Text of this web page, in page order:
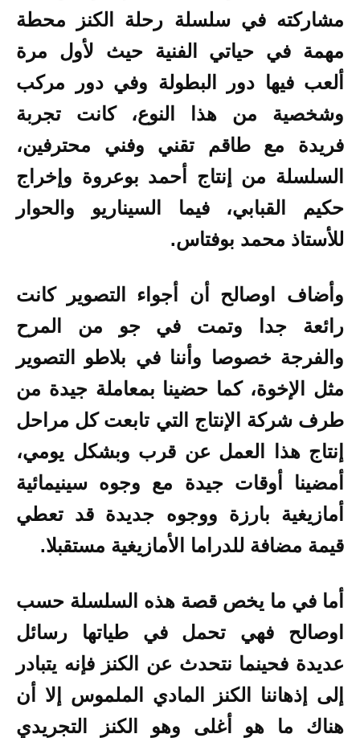
مشاركته في سلسلة رحلة الكنز محطة
مهمة في حياتي الفنية حيث لأول مرة
ألعب فيها دور البطولة وفي دور مركب
وشخصية من هذا النوع، كانت تجربة
فريدة مع طاقم تقني وفني محترفين،
السلسلة من إنتاج أحمد بوعروة وإخراج
حكيم القبابي، فيما السيناريو والحوار
للأستاذ محمد بوفتاس.
وأضاف اوصالح أن أجواء التصوير كانت
رائعة جدا وتمت في جو من المرح
والفرجة خصوصا وأننا في بلاطو التصوير
مثل الإخوة، كما حضينا بمعاملة جيدة من
طرف شركة الإنتاج التي تابعت كل مراحل
إنتاج هذا العمل عن قرب وبشكل يومي،
أمضينا أوقات جيدة مع وجوه سينيمائية
أمازيغية بارزة ووجوه جديدة قد تعطي
قيمة مضافة للدراما الأمازيغية مستقبلا.
أما في ما يخص قصة هذه السلسلة حسب
اوصالح فهي تحمل في طياتها رسائل
عديدة فحينما نتحدث عن الكنز فإنه يتبادر
إلى إذهاننا الكنز المادي الملموس إلا أن
هناك ما هو أغلى وهو الكنز التجريدي